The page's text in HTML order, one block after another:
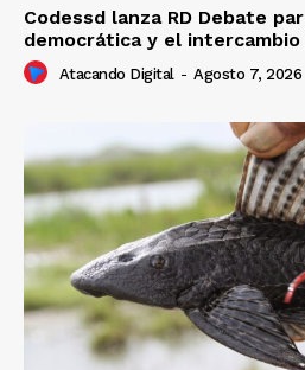
Codessd lanza RD Debate
democrática y el intercambio
Atacando Digital - Agosto 7, 2026